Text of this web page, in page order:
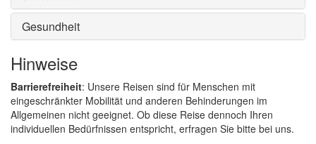
Gesundheit
Hinweise
Barrierefreiheit: Unsere Reisen sind für Menschen mit
eingeschränkter Mobilität und anderen Behinderungen im
Allgemeinen nicht geeignet. Ob diese Reise dennoch Ihren
individuellen Bedürfnissen entspricht, erfragen Sie bitte bei uns.